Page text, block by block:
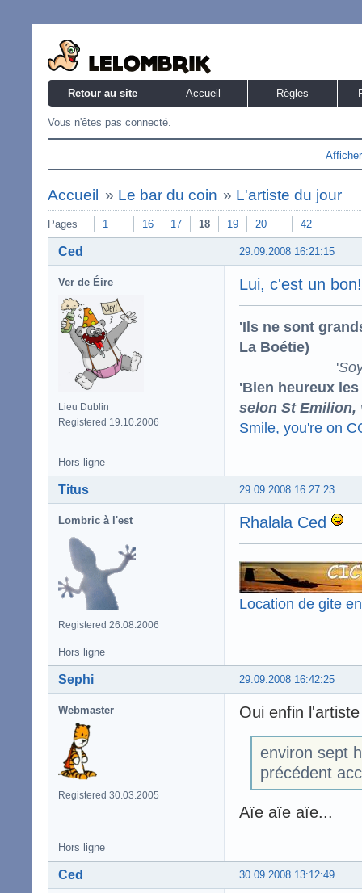
Retour au site Accueil Règles
Vous n'êtes pas connecté.
Accueil » Le bar du coin » L'artiste du jour
Pages 1 16 17 18 19 20 42
29.09.2008 16:21:15
Ced
Ver de Éire
Lieu Dublin
Registered 19.10.2006
Lui, c'est un bon!
'Ils ne sont
La Boétie)
'
'Bien heureux
selon St Emilion,
Smile, you're on
Hors ligne
29.09.2008 16:27:23
Titus
Lombric à l'est
Registered 26.08.2006
Rhalala Ced
Location de gite
Hors ligne
29.09.2008 16:42:25
Sephi
Webmaster
Registered 30.03.2005
Oui enfin
environ sept
précédent
Aïe aïe aïe...
Hors ligne
30.09.2008 13:12:49
Ced